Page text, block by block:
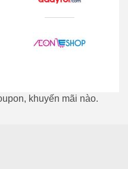
khuyến mãi nào.